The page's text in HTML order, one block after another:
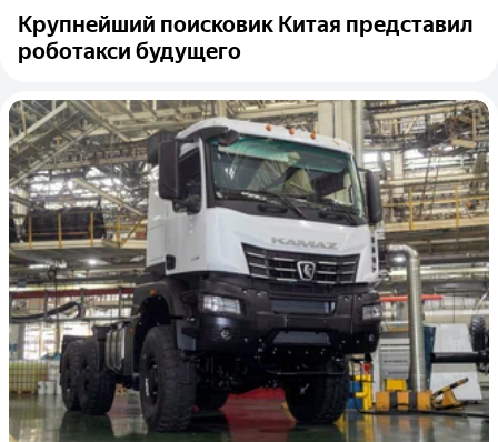
Крупнейший поисковик Китая представил
роботакси будущего